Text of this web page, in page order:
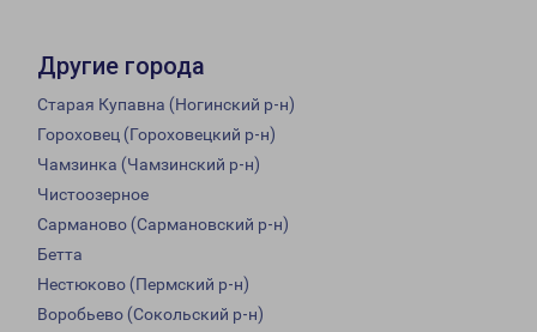
Другие города
Старая Купавна (Ногинский р-н)
Гороховец (Гороховецкий р-н)
Чамзинка (Чамзинский р-н)
Чистоозерное
Сарманово (Сармановский р-н)
Бетта
Нестюково (Пермский р-н)
Воробьево (Сокольский р-н)